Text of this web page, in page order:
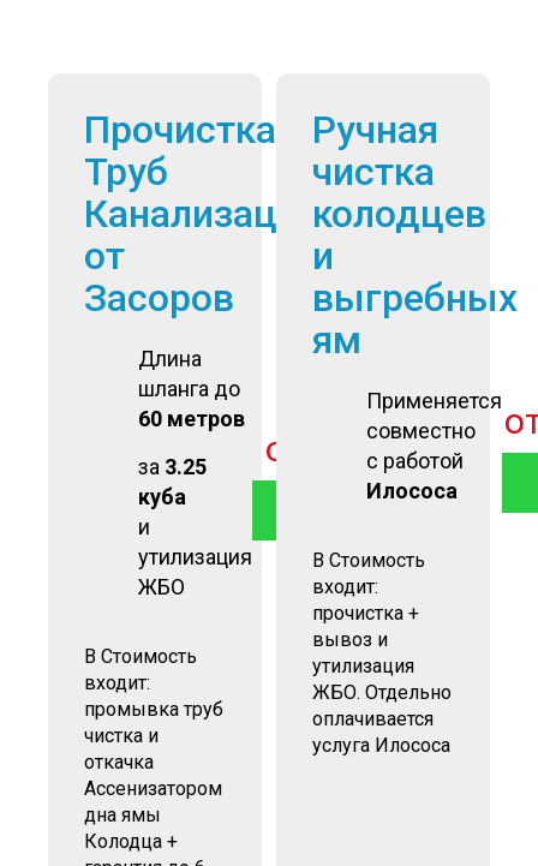
Прочистка
Труб
Канализации
от
Засоров
Длина
шланга до
60 метров
за 3.25
куба
и
утилизация
ЖБО
от 3 900руб
В Стоимость
входит:
промывка труб
чистка и
откачка
Ассенизатором
дна ямы
Колодца +
Ручная
чистка
колодцев
и
выгребных
ям
Применяется
совместно
с работой
Илососа
В Стоимость
входит:
прочистка +
вывоз и
утилизация
ЖБО. Отдельно
оплачивается
услуга Илососа